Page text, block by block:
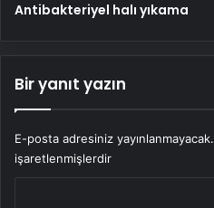
Antibakteriyel halı yıkama
Bir yanıt yazın
E-posta adresiniz yayınlanmayacak.
işaretlenmişlerdir